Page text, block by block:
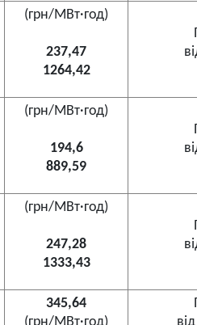
(грн/МВт·год)
237,47
1264,42
(грн/МВт·год)
194,6
889,59
(грн/МВт·год)
247,28
1333,43
345,64